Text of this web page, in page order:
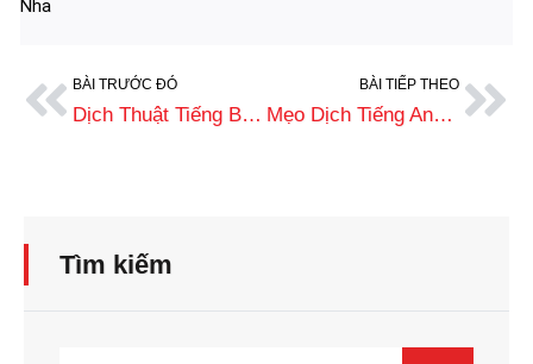
Nha
BÀI TRƯỚC ĐÓ
Dịch Thuật Tiếng Bosnia Chuẩn Xác, Uy Tín, Phí Tốt Nhất
BÀI TIẾP THEO
Mẹo Dịch Tiếng Anh Sang Tiếng Tây Ban Nha Chuẩn Ngữ Pháp
Tìm kiếm